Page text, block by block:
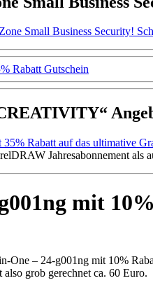
Small Business Security!
Rabatt auf das ultimative
Jahresabonnement
mit
One – 24-g001ng mit 10%
grob gerechnet ca. 60 Euro.